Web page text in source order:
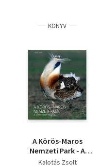
KÖNYV
A Körös-Maros
Nemzeti Park - A
természet szigetei
Kalotás Zsolt